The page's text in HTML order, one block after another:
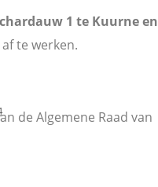
1 te Kuurne en
af te werken.
de Algemene Raad van